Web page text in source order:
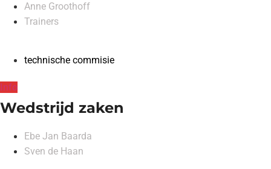
Anne Groothoff
Trainers
technische commisie
Info
Wedstrijd zaken
Ebe Jan Baarda
Sven de Haan